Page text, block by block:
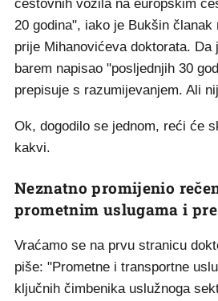
cestovnih vozila na europskim
20 godina", iako je Bukšin članak
prije Mihanovićeva doktorata.
barem napisao "posljednjih 30
prepisuje s razumijevanjem. Ali
Ok, dogodilo se jednom, reći će
kakvi.
Neznatno promijenio
prometnim uslugama i
Vraćamo se na prvu stranicu
piše: "Prometne i transportne
ključnih čimbenika uslužnoga